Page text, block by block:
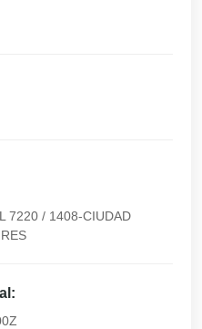
7220 / 1408-CIUDAD